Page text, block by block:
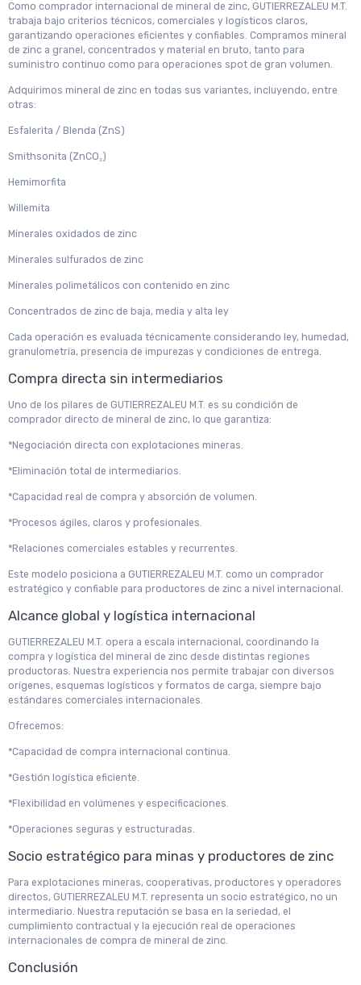
Como comprador internacional de mineral de zinc, GUTIERREZALEU M.T.
trabaja bajo criterios técnicos, comerciales y logísticos claros,
garantizando operaciones eficientes y confiables. Compramos mineral
de zinc a granel, concentrados y material en bruto, tanto para
suministro continuo como para operaciones spot de gran volumen.
Adquirimos mineral de zinc en todas sus variantes, incluyendo, entre
otras:
Esfalerita / Blenda (ZnS)
Smithsonita (ZnCO₃)
Hemimorfita
Willemita
Minerales oxidados de zinc
Minerales sulfurados de zinc
Minerales polimetálicos con contenido en zinc
Concentrados de zinc de baja, media y alta ley
Cada operación es evaluada técnicamente considerando ley, humedad,
granulometría, presencia de impurezas y condiciones de entrega.
Compra directa sin intermediarios
Uno de los pilares de GUTIERREZALEU M.T. es su condición de
comprador directo de mineral de zinc, lo que garantiza:
*Negociación directa con explotaciones mineras.
*Eliminación total de intermediarios.
*Capacidad real de compra y absorción de volumen.
*Procesos ágiles, claros y profesionales.
*Relaciones comerciales estables y recurrentes.
Este modelo posiciona a GUTIERREZALEU M.T. como un comprador
estratégico y confiable para productores de zinc a nivel internacional.
Alcance global y logística internacional
GUTIERREZALEU M.T. opera a escala internacional, coordinando la
compra y logística del mineral de zinc desde distintas regiones
productoras. Nuestra experiencia nos permite trabajar con diversos
orígenes, esquemas logísticos y formatos de carga, siempre bajo
estándares comerciales internacionales.
Ofrecemos:
*Capacidad de compra internacional continua.
*Gestión logística eficiente.
*Flexibilidad en volúmenes y especificaciones.
*Operaciones seguras y estructuradas.
Socio estratégico para minas y productores de zinc
Para explotaciones mineras, cooperativas, productores y operadores
directos, GUTIERREZALEU M.T. representa un socio estratégico, no un
intermediario. Nuestra reputación se basa en la seriedad, el
cumplimiento contractual y la ejecución real de operaciones
internacionales de compra de mineral de zinc.
Conclusión